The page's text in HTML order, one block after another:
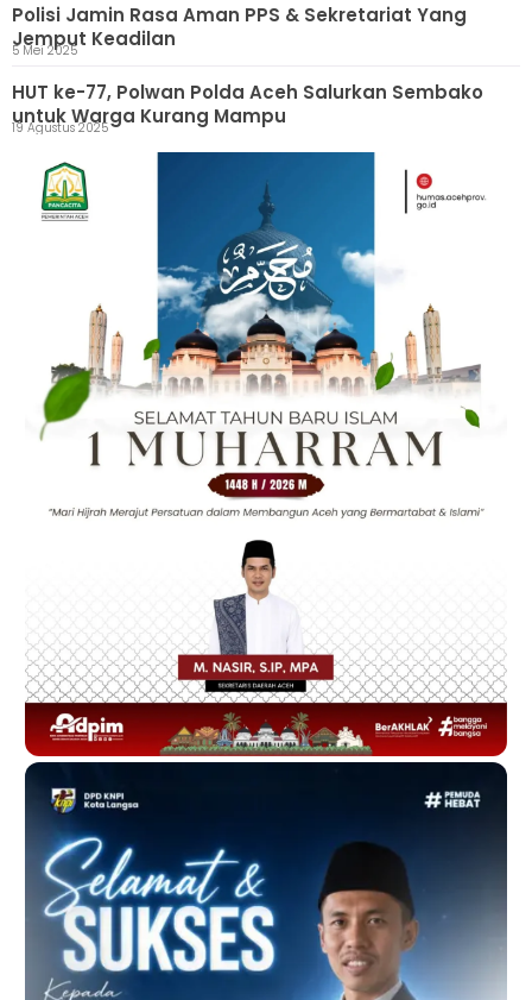
Polisi Jamin Rasa Aman PPS & Sekretariat Yang
Jemput Keadilan
5 Mei 2025
HUT ke-77, Polwan Polda Aceh Salurkan Sembako
untuk Warga Kurang Mampu
19 Agustus 2025